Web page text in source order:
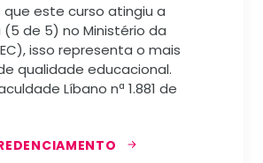
este curso atingiu a
(5 de 5) no Ministério da
isso representa o mais
qualidade educacional.
Líbano nª 1.881 de